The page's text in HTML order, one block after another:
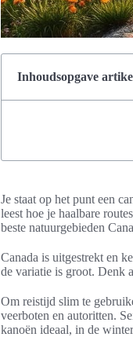
Inhoudsopgave
Je staat op het punt een
leest hoe je haalbare
beste natuurgebieden
Canada is uitgestrekt en
de variatie is groot. Denk
Om reistijd slim te
veerboten en autoritten.
kanoën ideaal, in de